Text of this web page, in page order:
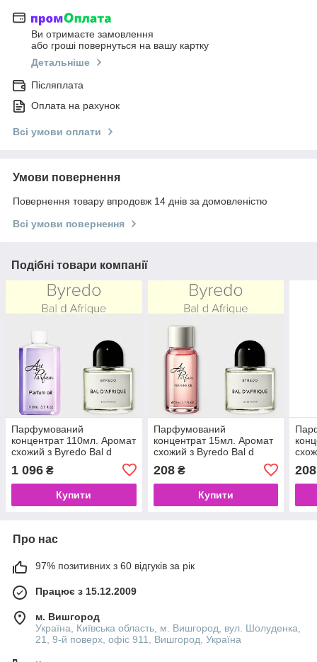
Ви отримаєте замовлення
або гроші повернуться на вашу картку
Детальніше
Післяплата
Оплата на рахунок
Всі умови оплати
Умови повернення
Повернення товару впродовж 14 днів за домовленістю
Всі умови повернення
Подібні товари компанії
Парфумований
концентрат 110мл. Аромат
схожий з Byredo Bal d
1 096 ₴
Купити
Парфумований
концентрат 15мл. Аромат
схожий з Byredo Bal d
208₴
Купити
208
Про нас
97% позитивних з 60 відгуків за рік
Працює з 15.12.2009
м. Вишгород
Україна, Київська область, м. Вишгород, вул. Шолуденка,
21, 9-й поверх, офіс 911, Вишгород, Україна